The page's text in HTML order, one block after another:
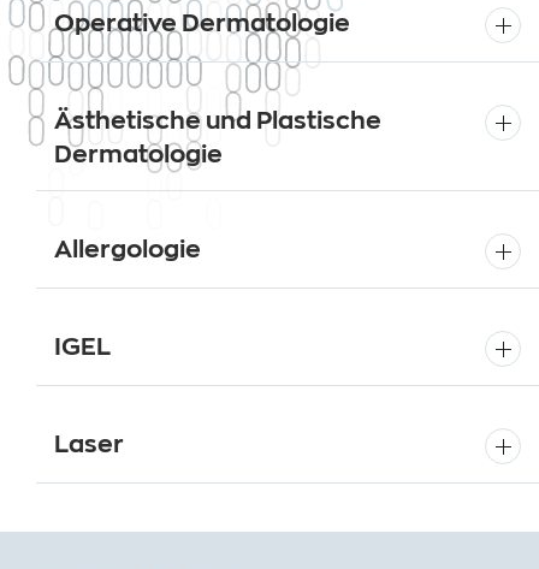
Operative Dermatologie
Ästhetische und Plastische
Dermatologie
Allergologie
IGEL
Laser